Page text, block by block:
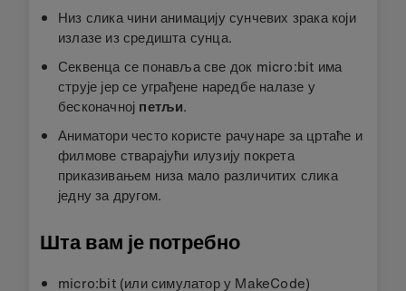
Низ слика чини анимацију сунчевих зрака који
излазе из средишта сунца.
Секвенца се понавља све док micro:bit има
струје јер се уграђене наредбе налазе у
бесконачној петљи.
Аниматори често користе рачунаре за цртаће и
филмове стварајући илузију покрета
приказивањем низа мало различитих слика
једну за другом.
Шта вам је потребно
micro:bit (или симулатор у MakeCode)